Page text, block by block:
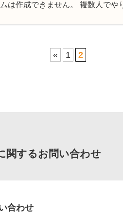
は作成できません。 複数人でや
« 1 2
関するお問い合わせ
合わせ